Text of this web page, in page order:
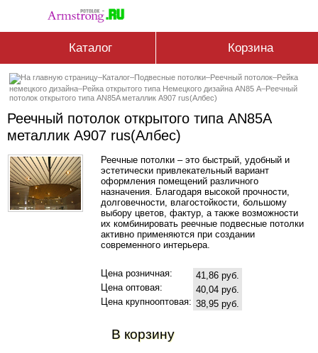
Каталог Корзина
–Каталог–Подвесные потолки–Реечный потолок–Рейка
немецкого дизайна–Рейка открытого типа Немецкого дизайна АN85 А–Реечный
потолок открытого типа AN85A металлик А907 rus(Албес)
Реечный потолок открытого типа AN85A
металлик А907 rus(Албес)
Реечные потолки – это быстрый, удобный и
эстетически привлекательный вариант
оформления помещений различного
назначения. Благодаря высокой прочности,
долговечности, влагостойкости, большому
выбору цветов, фактур, а также возможности
их комбинировать реечные подвесные потолки
активно применяются при создании
современного интерьера.
Цена розничная:
41,86 руб.
Цена оптовая:
40,04 руб.
Цена крупнооптовая: 38,95 руб.
В корзину